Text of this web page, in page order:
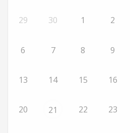
29 30 1 2
6 7 8 9
13 14 15 16
20 21 22 23